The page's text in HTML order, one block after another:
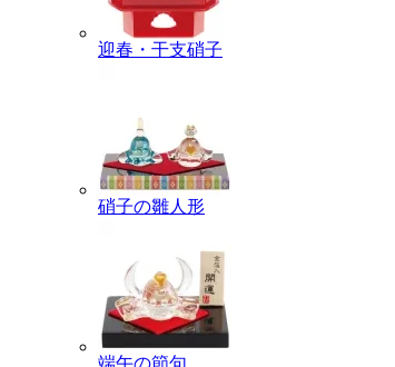
迎春・干支硝子
硝子の雛人形
端午の節句